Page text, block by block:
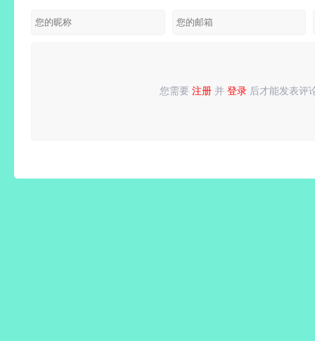
语便携
v8.5.0.332
语绿色
+预购特
您需要 注册 并 登录 后才能发表评
请登录或 注册后再发表评论！